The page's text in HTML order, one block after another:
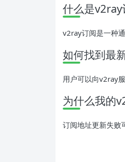
什么是v2ray
v2ray订阅是一种
如何找到最
用户可以向v2ray
为什么我的
订阅地址更新失败